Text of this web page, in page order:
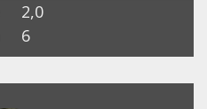
2,0
6